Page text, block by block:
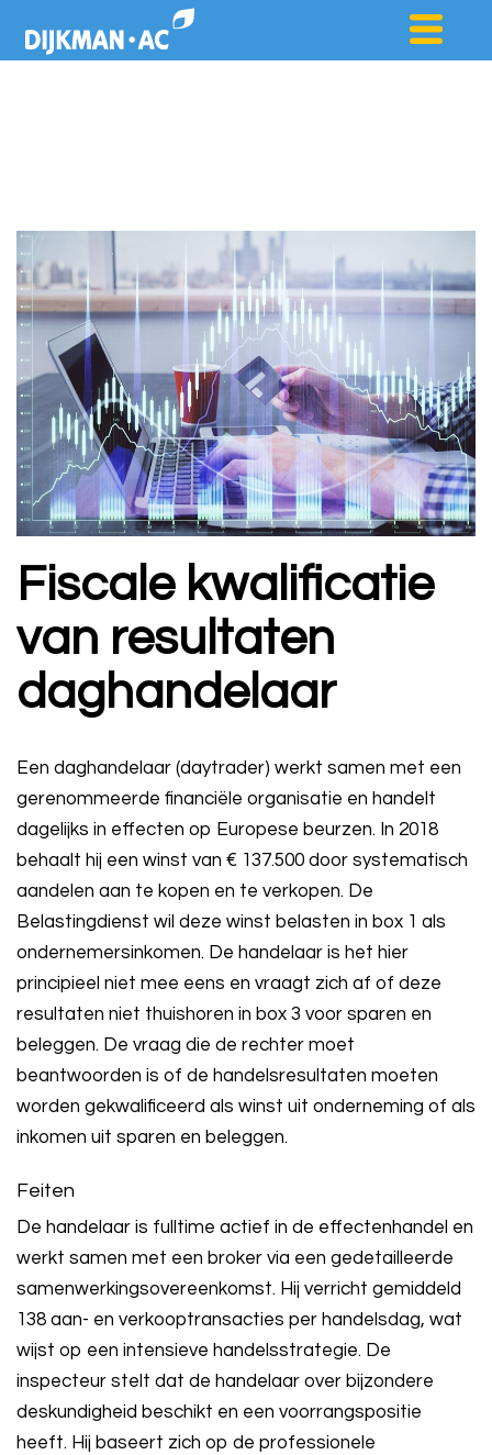
Fiscale kwalificatie
van resultaten
daghandelaar
Een daghandelaar (daytrader) werkt samen met een
gerenommeerde financiële organisatie en handelt
dagelijks in effecten op Europese beurzen. In 2018
behaalt hij een winst van € 137.500 door systematisch
aandelen aan te kopen en te verkopen. De
Belastingdienst wil deze winst belasten in box 1 als
ondernemersinkomen. De handelaar is het hier
principieel niet mee eens en vraagt zich af of deze
resultaten niet thuishoren in box 3 voor sparen en
beleggen. De vraag die de rechter moet
beantwoorden is of de handelsresultaten moeten
worden gekwalificeerd als winst uit onderneming of als
inkomen uit sparen en beleggen.
Feiten
De handelaar is fulltime actief in de effectenhandel en
werkt samen met een broker via een gedetailleerde
samenwerkingsovereenkomst. Hij verricht gemiddeld
138 aan- en verkooptransacties per handelsdag, wat
wijst op een intensieve handelsstrategie. De
inspecteur stelt dat de handelaar over bijzondere
deskundigheid beschikt en een voorrangspositie
heeft. Hij baseert zich op de professionele